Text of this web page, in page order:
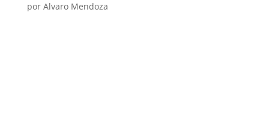
por Alvaro Mendoza